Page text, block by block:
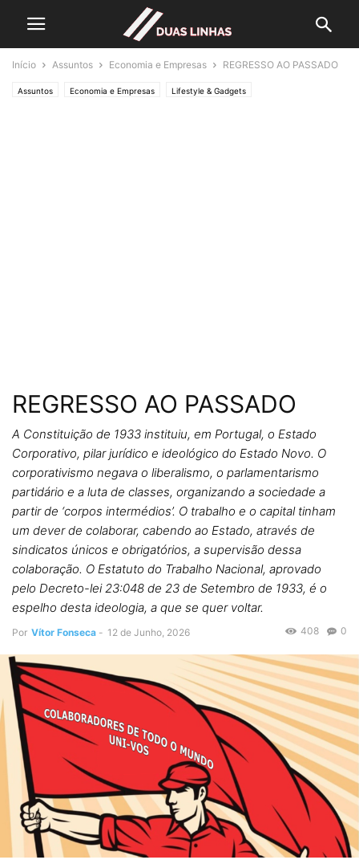
Início Assuntos Economia e Empresas REGRESSO AO PASSADO
Assuntos Economia e Empresas Lifestyle & Gadgets
REGRESSO AO PASSADO
A Constituição de 1933 instituiu, em Portugal, o Estado
Corporativo, pilar jurídico e ideológico do Estado Novo. O
corporativismo negava o liberalismo, o parlamentarismo
partidário e a luta de classes, organizando a sociedade a
partir de ‘corpos intermédios’. O trabalho e o capital tinham
um dever de colaborar, cabendo ao Estado, através de
sindicatos únicos e obrigatórios, a supervisão dessa
colaboração. O Estatuto do Trabalho Nacional, aprovado
pelo Decreto-lei 23:048 de 23 de Setembro de 1933, é o
espelho desta ideologia, a que se quer voltar.
Por Vítor Fonseca - 12 de Junho, 2026 0
408